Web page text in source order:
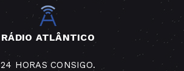
RÁDIO ATLÂNTICO
24 HORAS CONSIGO.